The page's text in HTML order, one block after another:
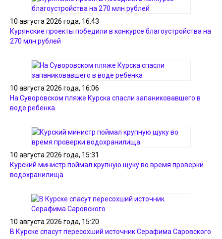
10 августа 2026 года, 16:43
Курянские проекты победили в конкурсе благоустройства на
270 млн рублей
10 августа 2026 года, 16:06
На Суворовском пляже Курска спасли запаниковавшего в
воде ребенка
10 августа 2026 года, 15:31
Курский министр поймал крупную щуку во время проверки
водохранилища
10 августа 2026 года, 15:20
В Курске спасут пересохший источник Серафима Саровского